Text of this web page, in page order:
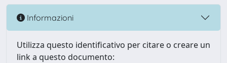
Informazioni
Utilizza questo identificativo per citare o creare un
link a questo documento: